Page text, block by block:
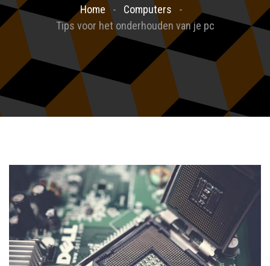
Home
Computers
Tips voor het onderhouden van je pc